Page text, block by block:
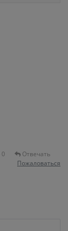
0
Отвечать
Пожаловаться